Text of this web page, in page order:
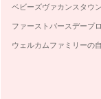
ベビーズヴァカンスタウン
ファーストバースデープ
ウェルカムファミリーの